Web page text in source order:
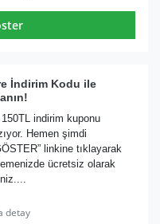
İndirim Kodu ile
indirim kuponu
Hemen şimdi
linkine tıklayarak
ücretsiz olarak
detay